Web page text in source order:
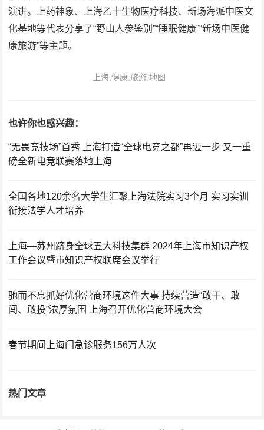
演讲。上药神象、上海乙十生物医疗科技、新场海派中医文
化基地等代表分享了“野山人参鉴别”“睡眠健康”“新场中医健
康旅游”等主题。
上海,健康,旅游,地图
也许你也感兴趣：
“无畏竞技场”首秀 上海打造“全球电竞之都”再迈一步 又一重
磅全新电竞联赛落地上海
全国各地120余名大学生汇聚上海法院实习3个月 实习实训
衔接法学人才培养
上海—苏州跻身全球五大科技集群 2024年上海市知识产权
工作会议暨市知识产权联席会议举行
驰而不息抓好优化营商环境这件大事 持续营造“敢干、敢
闯、敢投”浓厚氛围 上海召开优化营商环境大会
春节期间上海门急诊服务156万人次
热门文章